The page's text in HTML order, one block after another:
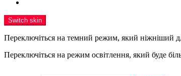
Switch skin
Переключіться на темний режим, який ніжніший
Переключіться на режим освітлення, який буде